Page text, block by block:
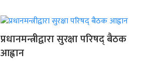
प्रधानमन्त्रीद्वारा सुरक्षा परिषद् बैठक
आह्वान